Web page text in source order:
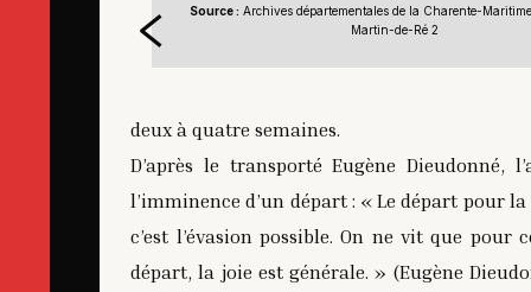
Source : Archives départementales de la Charente-
Martin-de-Ré 2
deux à quatre semaines.
D’après le transporté Eugène
l’imminence d’un départ : « Le départ pour
c’est l’évasion possible. On ne vit que
départ, la joie est générale. » (Eugène